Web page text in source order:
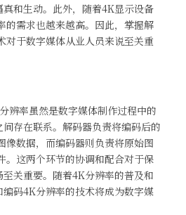
和生动。此外，随着4K显示设备
的需求也越来越高。因此，掌握解
对于数字媒体从业人员来说至关重
辨率虽然是数字媒体制作过程中的
存在联系。解码器负责将编码后的
像数据，而编码器则负责将原始图
。这两个环节的协调和配合对于保
关重要。随着4K分辨率的普及和
码4K分辨率的技术将成为数字媒